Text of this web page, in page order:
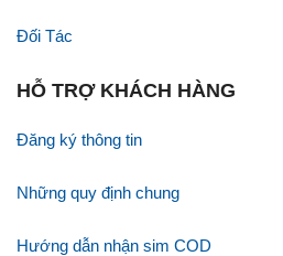
Đối Tác
HỖ TRỢ KHÁCH HÀNG
Đăng ký thông tin
Những quy định chung
Hướng dẫn nhận sim COD